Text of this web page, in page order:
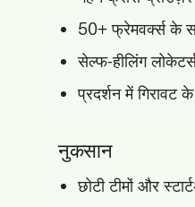
50+ फ्रेमवर्क्स के
सेल्फ‑हीलिंग
प्रदर्शन में गिरावट
नुकसान
छोटी टीमों और